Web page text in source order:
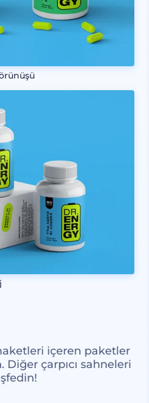
içeren paketler
Diğer çarpıcı sahneleri